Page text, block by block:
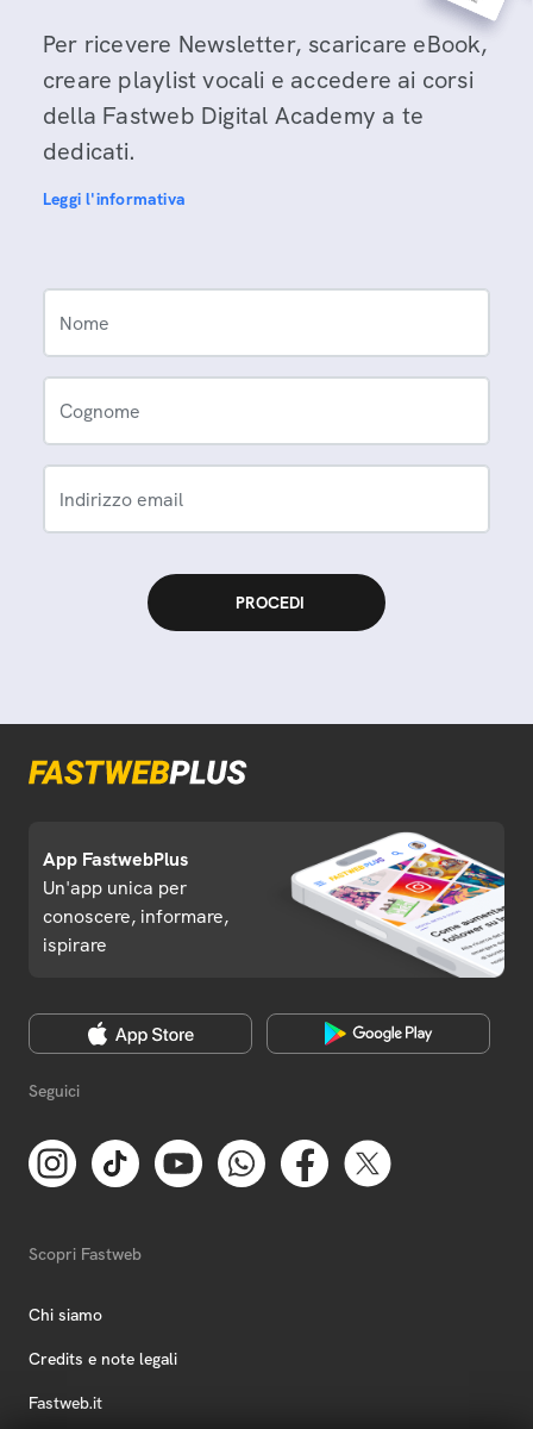
Per ricevere Newsletter, scaricare eBook,
creare playlist vocali e accedere ai corsi
della Fastweb Digital Academy a te
dedicati.
Leggi l'informativa
Nome
Cognome
Indirizzo email
App FastwebPlus
Un'app unica per
conoscere, informare,
ispirare
Seguici
Scopri Fastweb
Chi siamo
Credits e note legali
Fastweb.it